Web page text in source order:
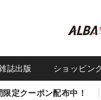
誌出版 ショッピン
定クーポン配布中！